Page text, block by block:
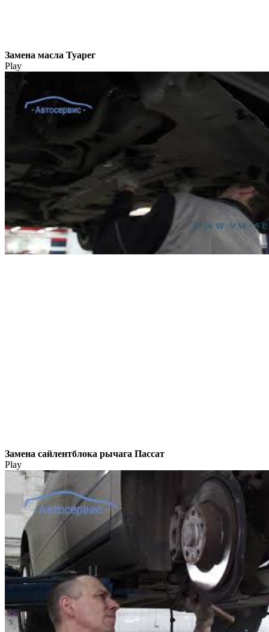
Замена масла Туарег
Play
Замена сайлентблока рычага Пассат
Play